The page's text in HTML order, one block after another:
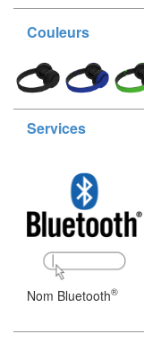
Couleurs
Services
Nom Bluetooth®